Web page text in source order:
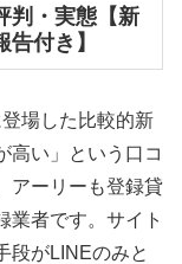
判・実態【新
付き】
場した比較的新
高い」という口コ
アーリーも登録貸
業者です。サイト
段がLINEのみと